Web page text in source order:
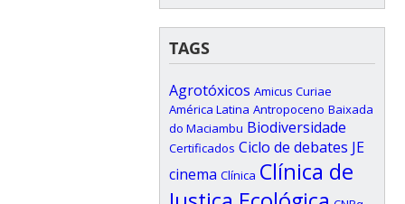
TAGS
Agrotóxicos Amicus Curiae
América Latina Antropoceno Baixada
do Maciambu Biodiversidade
Certificados Ciclo de debates JE
cinema Clínica Clínica de